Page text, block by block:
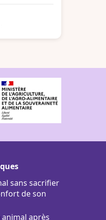
sans sacrifier
de son
après